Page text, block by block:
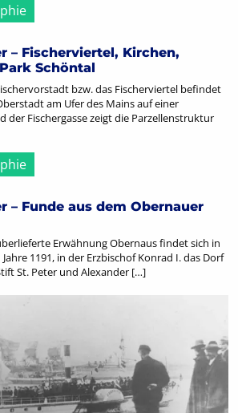
– Fischerviertel, Kirchen,
Schöntal
bzw. das Fischerviertel befindet
am Ufer des Mains auf einer
der Fischergasse zeigt die Parzellenstruktur
– Funde aus dem Obernauer
Erwähnung Obernaus findet sich in
1191, in der Erzbischof Konrad I. das Dorf
St. Peter und Alexander […]